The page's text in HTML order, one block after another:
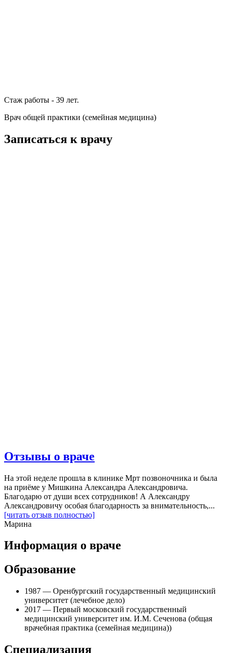
Стаж работы - 39 лет.
Врач общей практики (семейная медицина)
Записаться к врачу
Отзывы о враче
На этой неделе прошла в клинике Мрт позвоночника и была
на приёме у Мишкина Александра Александровича.
Благодарю от души всех сотрудников! А Александру
Александровичу особая благодарность за внимательность,...
[читать отзыв полностью]
Марина
Информация о враче
Образование
1987 — Оренбургский государственный медицинский
университет (лечебное дело)
2017 — Первый московский государственный
медицинский университет им. И.М. Сеченова (общая
врачебная практика (семейная медицина))
Специализация